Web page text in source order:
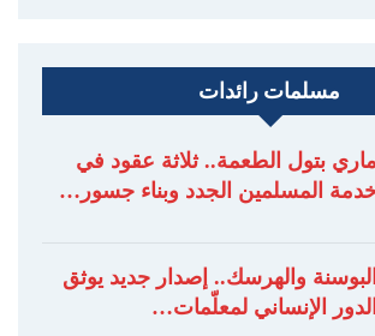
مسلمات رائدات
ماري بتول الطعمة.. ثلاثة عقود في
المسلمين الجدد وبناء جسور…
البوسنة والهرسك.. إصدار جديد يوثق
الدور الإنساني لمعلّمات…